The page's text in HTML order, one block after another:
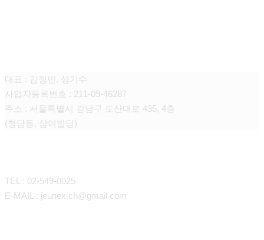
대표 : 김정빈, 성기수
사업자등록번호 : 211-09-46287
주소 : 서울특별시 강남구 도산대로 435, 4층
(청담동, 삼이빌딩)
TEL : 02-549-0025
E-MAIL : jeunex.ch@gmail.com